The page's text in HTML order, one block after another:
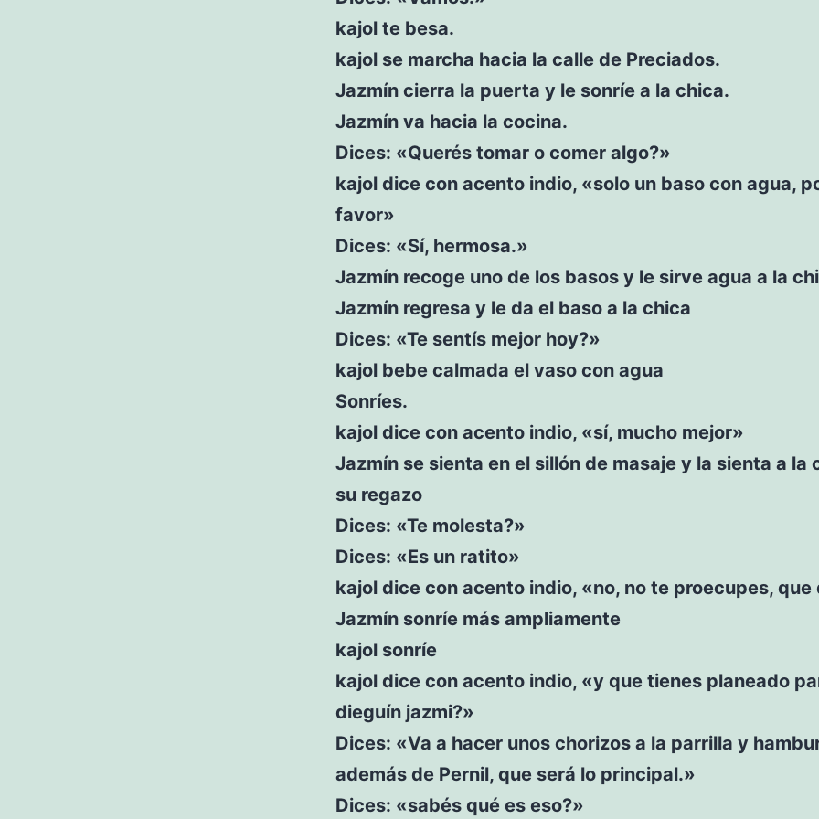
kajol te besa.
kajol se marcha hacia la calle de Preciados.
Jazmín cierra la puerta y le sonríe a la chica.
Jazmín va hacia la cocina.
Dices: «Querés tomar o comer algo?»
kajol dice con acento indio, «solo un baso con agua,
favor»
Dices: «Sí, hermosa.»
Jazmín recoge uno de los basos y le sirve agua a la
Jazmín regresa y le da el baso a la chica
Dices: «Te sentís mejor hoy?»
kajol bebe calmada el vaso con agua
Sonríes.
kajol dice con acento indio, «sí, mucho mejor»
Jazmín se sienta en el sillón de masaje y la sienta a la
su regazo
Dices: «Te molesta?»
Dices: «Es un ratito»
kajol dice con acento indio, «no, no te proecupes, que
Jazmín sonríe más ampliamente
kajol sonríe
kajol dice con acento indio, «y que tienes planeado
dieguín jazmi?»
Dices: «Va a hacer unos chorizos a la parrilla y
además de Pernil, que será lo principal.»
Dices: «sabés qué es eso?»